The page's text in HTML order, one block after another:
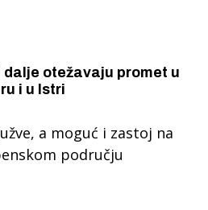
otežavaju promet u
i u Istri